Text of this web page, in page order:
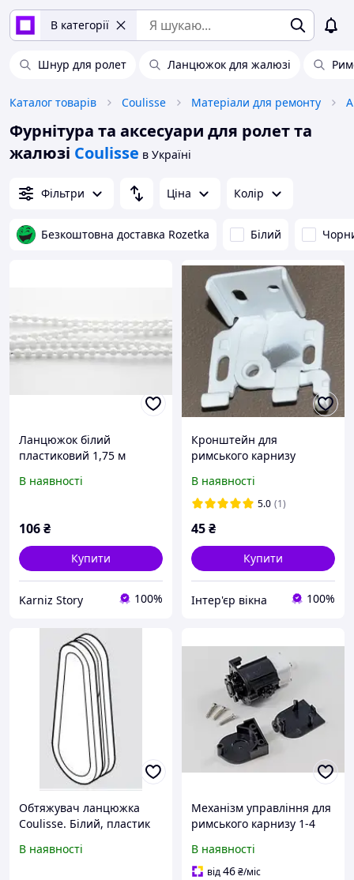
В категорії
Шнур для ролет Ланцюжок для жалюзі
Каталог товарів Coulisse Матеріали для ремонту
Фурнітура та аксесуари для ролет та
жалюзі Coulisse в Україні
Фільтри Ціна Колір
Безкоштовна доставка Rozetka Білий
Ланцюжок білий
пластиковий 1,75 м
В наявності
106₴
Купити
Karniz Story 100%
Кронштейн для
римського карнизу
В наявності
5.0 (1)
45₴
Купити
Інтер'єр вікна 100%
Обтяжувач ланцюжка
Coulisse. Білий, пластик
В наявності
Механізм управління для
римського карнизу 1-4
В наявності
від46₴/міс